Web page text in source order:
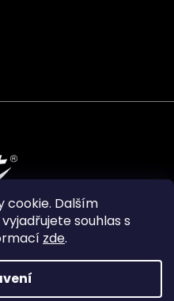
cookie. Dalším
souhlas s
zde.